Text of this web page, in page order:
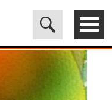
サイト - 株式会社ICE>